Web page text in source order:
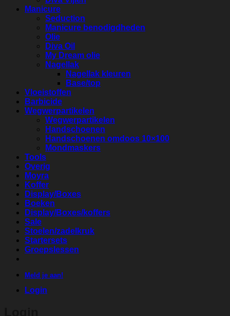
Manicure
Seduction
Manicure benodigdheden
Olie
Diva Oil
My Dream olie
Nagellak
Nagellak kleuren
Base/top
Vloeistoffen
Barbicide
Wegwerpartikelen
Wegwerpartikelen
Handschoenen
Handschoenen omdoos 10×100
Mondmaskers
Tools
Overig
Moyra
Koffer
Display/Boxes
Boeken
Display/Boxes/koffers
Sale
Stoelen/zadelkruk
Startersets
Groepslessen
Meld je aan!
Login